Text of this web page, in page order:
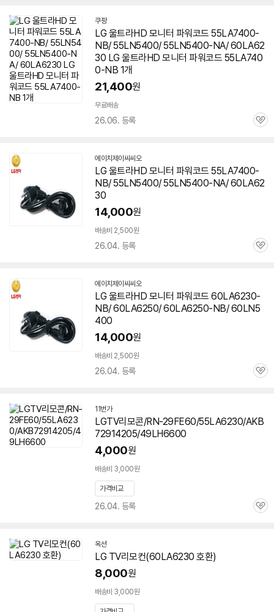
쿠팡
LG 울트라HD 모니터 파워코드 55LA7400-
NB/ 55LN5400/ 55LN5400-NA/60LA62
30 LG 울트라HD 모니터 파워코드 55LA740
0-NB 1개
21,400원
무료배송
26.06. 등록
관
에이치제이씨씨오네
이
버
LG 울트라HD 모니터 파워코드 55LA7400-
NB/ 55LN5400/ 55LN5400-NA/60LA62
30
14,000원
배송비 2,500원
26.04. 등록
관
에이치제이씨씨오네
이
버
LG 울트라HD 모니터 파워코드 60LA6230-
NB/ 60LA6250/ 60LA6250-NB/ 60LN5
400
14,000원
배송비 2,500원
26.04. 등록
관
11번가
LGTV리모콘/RN-29FE60/55LA6230/AKB
72914205/49LH6600
4,000원
배송비 3,000원
가격비교
26.04. 등록
관
옥션
LG TV리모컨(60LA6230 호환)
8,000원
배송비 3,000원